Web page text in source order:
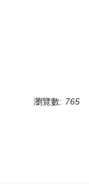
瀏覽數: 765